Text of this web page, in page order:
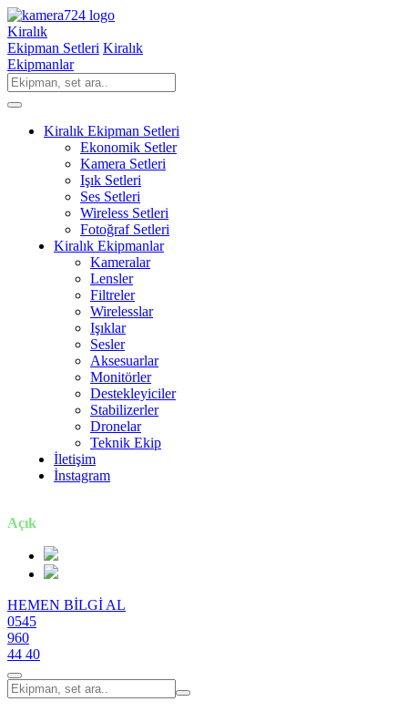
Kiralık
Ekipman Setleri Kiralık
Ekipmanlar
Kiralık Ekipman Setleri
Ekonomik Setler
Kamera Setleri
Işık Setleri
Ses Setleri
Wireless Setleri
Fotoğraf Setleri
Kiralık Ekipmanlar
Kameralar
Lensler
Filtreler
Wirelesslar
Işıklar
Sesler
Aksesuarlar
Monitörler
Destekleyiciler
Stabilizerler
Dronelar
Teknik Ekip
İletişim
İnstagram
Açık
HEMEN BİLGİ AL
0545
960
44 40